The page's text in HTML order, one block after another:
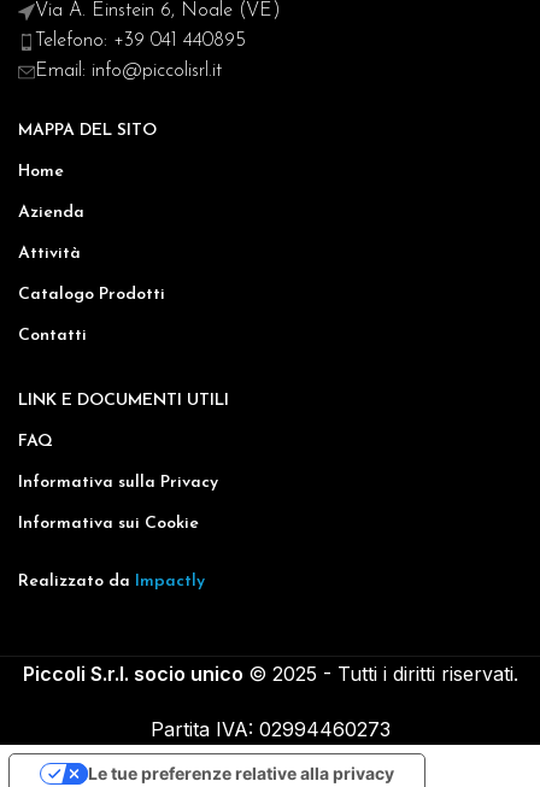
Via A. Einstein 6, Noale (VE)
Telefono: +39 041 440895
Email: info@piccolisrl.it
MAPPA DEL SITO
Home
Azienda
Attività
Catalogo Prodotti
Contatti
LINK E DOCUMENTI UTILI
FAQ
Informativa sulla Privacy
Informativa sui Cookie
Realizzato da Impactly
Piccoli S.r.l. socio unico © 2025 - Tutti i diritti riservati.
Partita IVA: 02994460273
Le tue preferenze relative alla privacy